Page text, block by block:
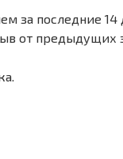
за последние 14
от предыдущих